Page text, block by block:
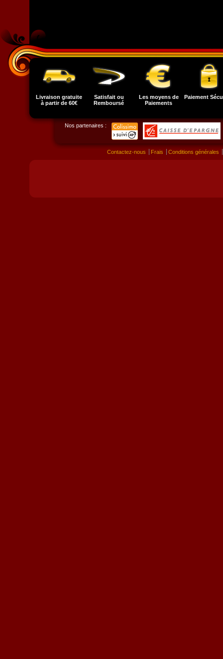
Livraison gratuite
à partir de 60€
Satisfait ou
Remboursé
Les moyens de
Paiements
Paiement
Nos partenaires :
Contactez-nous Frais Conditions générales